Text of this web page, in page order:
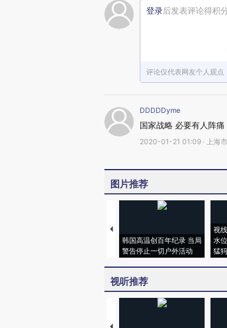
登录后发表评论得积
评论仅代表网友个人观点
DDDDDyme
国家战略 必要有人阵痛
2020-01-21 01:09 · 上海市
图片推荐
韩国高温创百年纪录 当局
警告停止一切户外活动
视
水
猛
视听推荐